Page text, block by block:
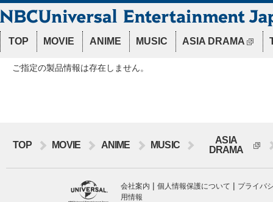
TOP MOVIE ANIME MUSIC ASIA DRAMA
ご指定の製品情報は存在しません。
TOP MOVIE ANIME MUSIC
ASIA
DRAMA
会社案内 | 個人情報保護について | プライバ
用情報